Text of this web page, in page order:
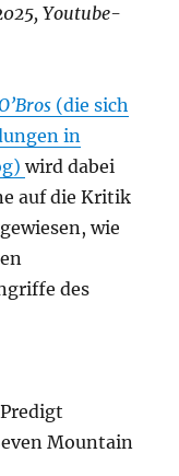
Youtube-
(die sich
in
wird dabei
auf die Kritik
wie
des
Mountain